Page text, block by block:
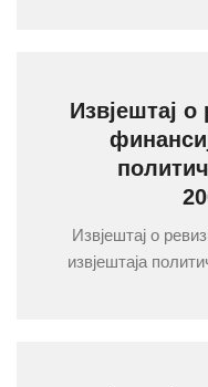
Извјештај о
Извјештај о
извјештаја